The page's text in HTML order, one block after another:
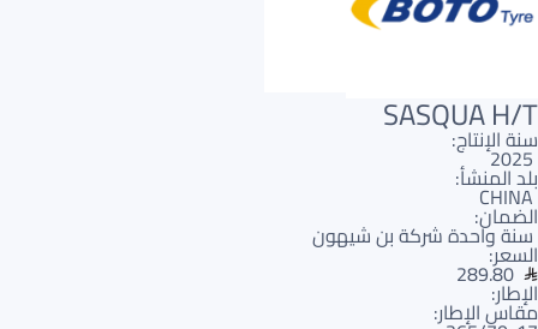
SASQUA H/T
سنة الإنتاج:
2025
بلد المنشأ:
CHINA
الضمان:
سنة واحدة شركة بن شيهون
السعر:
289.80
الإطار:
مقاس الإطار: